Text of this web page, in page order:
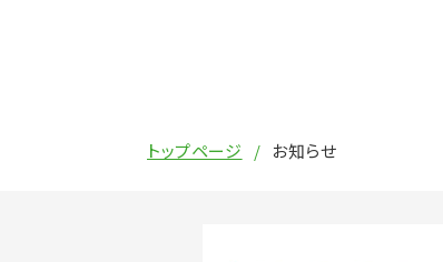
トップページ お知らせ